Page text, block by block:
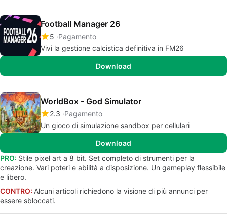
Football Manager 26
5 Pagamento
Vivi la gestione calcistica definitiva in FM26
Download
WorldBox - God Simulator
2.3 Pagamento
Un gioco di simulazione sandbox per cellulari
Download
PRO: Stile pixel art a 8 bit. Set completo di strumenti per la
creazione. Vari poteri e abilità a disposizione. Un gameplay flessibile
e libero.
CONTRO: Alcuni articoli richiedono la visione di più annunci per
essere sbloccati.